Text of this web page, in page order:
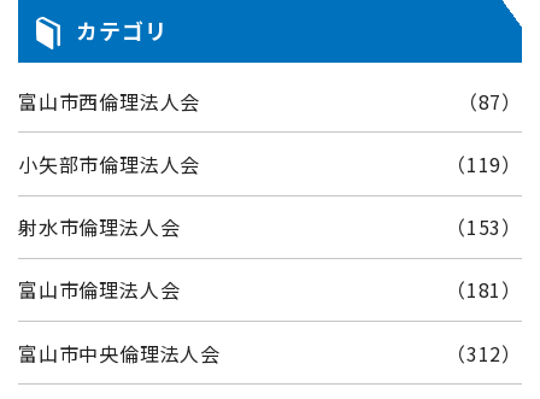
カテゴリ
富山市西倫理法人会 （87）
小矢部市倫理法人会 （119）
射水市倫理法人会 （153）
富山市倫理法人会 （181）
富山市中央倫理法人会 （312）